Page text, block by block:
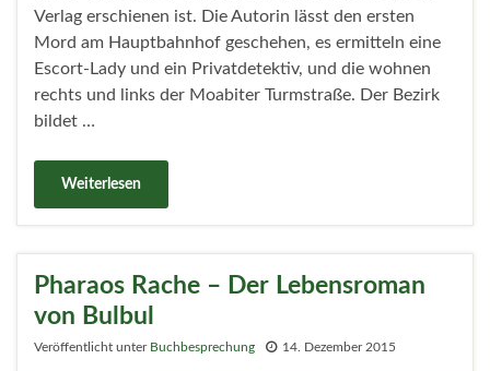
Verlag erschienen ist. Die Autorin lässt den ersten
Mord am Hauptbahnhof geschehen, es ermitteln eine
Escort-Lady und ein Privatdetektiv, und die wohnen
rechts und links der Moabiter Turmstraße. Der Bezirk
bildet …
Weiterlesen
Pharaos Rache – Der Lebensroman
von Bulbul
Veröffentlicht unter Buchbesprechung 14. Dezember 2015